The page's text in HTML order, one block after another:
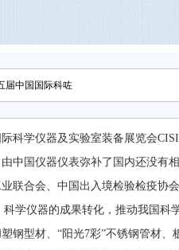
届中国国际科咗
科学仪器及实验室装备展览会
中国仪器仪表弥补了国内还没有
联合会、中国出入境检验检疫协
学仪器的成果转化，推动我国科
钢型材、“阳光7彩”不锈钢管材